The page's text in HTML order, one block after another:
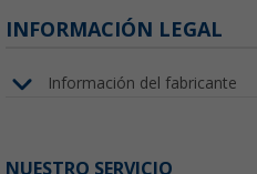
INFORMACIÓN LEGAL
Información del fabricante
NUESTRO SERVICIO